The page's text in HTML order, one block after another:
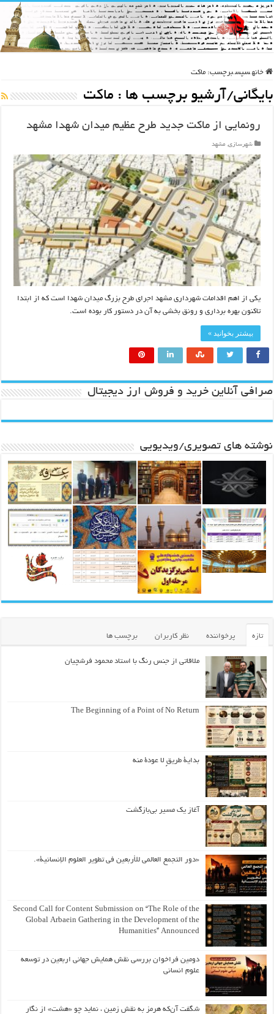
خانه سپس برچسب: ماکت
بایگانی/آرشیو برچسب ها : ماکت
رونمایی از ماکت جدید طرح عظیم میدان شهدا مشهد
شهرسازی, مشهد
یکی از اهم اقدامات شهرداری مشهد اجرای طرح بزرگ میدان شهدا است که از ابتدا
تاکنون بهره برداری و رونق بخشی به آن در دستور کار بوده است.
بیشتر بخوانید »
صرافی آنلاین خرید و فروش ارز دیجیتال
نوشته های تصویری/ویدیویی
تازه پرخواننده نظر کاربران برچسب ها
ملاقاتی از جنس رنگ با استاد محمود فرشچیان
The Beginning of a Point of No Return
بداية طريقٍ لا عودة منه
آغاز یک مسیر بی‌بازگشت
«دور التجمع العالمي للأربعين في تطوير العلوم الإنسانية».
Second Call for Content Submission on “The Role of the
Global Arbaein Gathering in the Development of the
Humanities” Announced
دومین فراخوان بررسی نقش همایش جهانی اربعین در توسعه
علوم انسانی
شگفت آن‌که هرمز به نقش زمین ، نماید چو «هشت» از نگار